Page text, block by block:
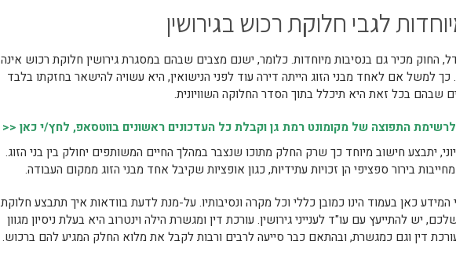
לגבי חלוקת רכוש בגירושין
החוק מכיר גם בנסיבות מיוחדות. כלומר, ישנם מצבים שבהם במסגרת גירושין חלוקת רכוש אינה
כך למשל אם לאחד מבני הזוג הייתה דירה עוד לפני הנישואין, היא עשויה להישאר בחזקתו בלבד
שבהם בכל זאת היא תיכלל בתוך הסדר החלוקה השוויונית.
התפוצה של מקומונט רמת גן וקבלת כל העדכונים ראשונים בווטסאפ, לחץ/י כאן <<
יתבצע חישוב מיוחד כך שרק החלק מתוכו שנצבר במהלך החיים המשותפים יחולק בין בני הזוג.
בירור ספציפי הן זכויות עתידיות, כגון אופציות שקיבל אחד מבני הזוג ממקום העבודה.
כאן בעמוד הינו כמובן כללי וכל מקרה ונסיבותיו. על-מנת לדעת בוודאות איך תתבצע חלוקת
יש להתייעץ עם עו"ד לענייני גירושין. עורכת דין ומגשרת הילה וינטרוב היא בעלת ניסיון מגוון
דין וגם כמגשרת, ובהתאם כבר סייעה לרבים ורבות לקבל את מלוא החלק המגיע להם ברכוש.